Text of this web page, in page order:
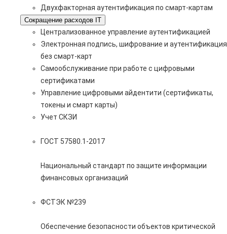
Двухфакторная аутентификация по смарт-картам
Сокращение расходов IT
Централизованное управление аутентификацией
Электронная подпись, шифрование и аутентификация
без смарт-карт
Самообслуживание при работе с цифровыми
сертификатами
Управление цифровыми айдентити (сертификаты,
токены и смарт карты)
Учет СКЗИ
ГОСТ 57580.1-2017
Национальный стандарт по защите информации
финансовых организаций
ФСТЭК №239
Обеспечение безопасности объектов критической